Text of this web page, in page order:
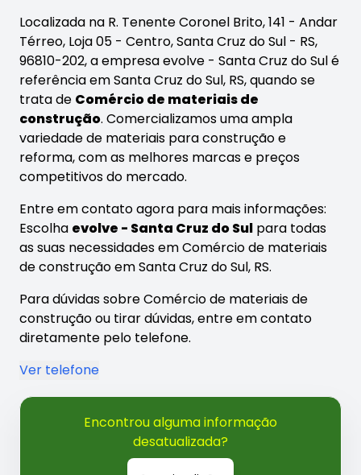
Localizada na R. Tenente Coronel Brito, 141 - Andar
Térreo, Loja 05 - Centro, Santa Cruz do Sul - RS,
96810-202, a empresa evolve - Santa Cruz do Sul é
referência em Santa Cruz do Sul, RS, quando se
trata de Comércio de materiais de
construção. Comercializamos uma ampla
variedade de materiais para construção e
reforma, com as melhores marcas e preços
competitivos do mercado.
Entre em contato agora para mais informações:
Escolha evolve - Santa Cruz do Sul para todas
as suas necessidades em Comércio de materiais
de construção em Santa Cruz do Sul, RS.
Para dúvidas sobre Comércio de materiais de
construção ou tirar dúvidas, entre em contato
diretamente pelo telefone.
Ver telefone
Encontrou alguma informação
desatualizada?